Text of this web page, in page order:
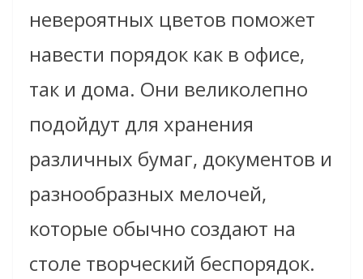
невероятных цветов поможет
навести порядок как в офисе,
так и дома. Они великолепно
подойдут для хранения
различных бумаг, документов и
разнообразных мелочей,
которые обычно создают на
столе творческий беспорядок.